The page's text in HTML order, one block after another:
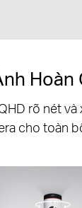
Hoàn
rõ nét
cho toàn